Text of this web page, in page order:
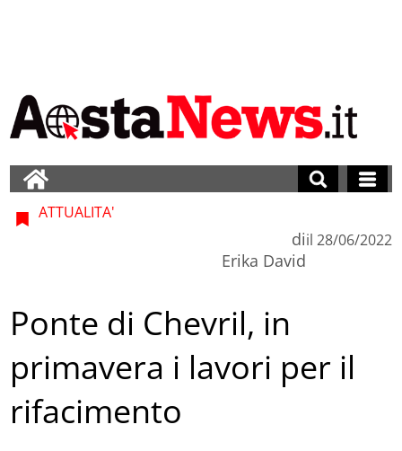
ATTUALITA'
di
Erika David
il 28/06/2022
Ponte di Chevril, in
primavera i lavori per il
rifacimento